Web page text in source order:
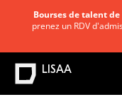
Bourses de talent de
prenez un RDV
LISAA